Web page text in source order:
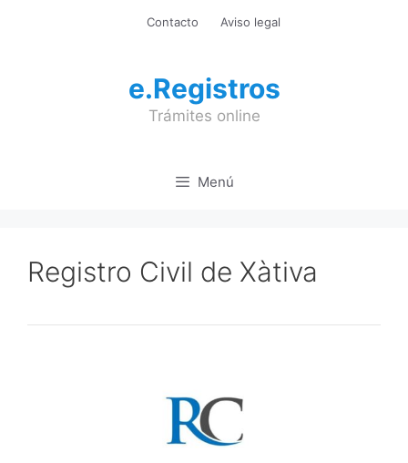
Contacto Aviso legal
e.Registros
Trámites online
Menú
Registro Civil de Xàtiva